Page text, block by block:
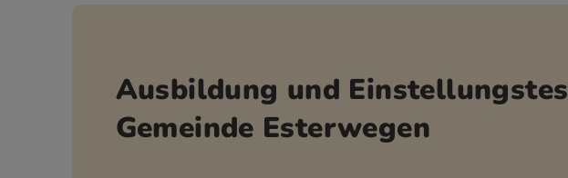
Ausbildung und
Gemeinde Esterwegen